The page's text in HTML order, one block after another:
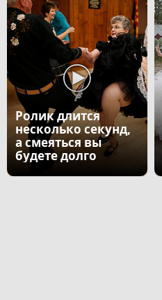
Ролик длится
несколько секунд,
а смеяться вы
будете долго